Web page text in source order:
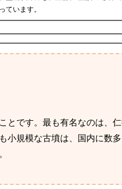
ています。
とです。最も有名なのは、
小規模な古墳は、国内に数